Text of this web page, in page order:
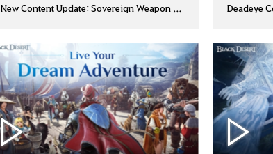
New Content Update: Sovereign Weapon - Preview Deadeye